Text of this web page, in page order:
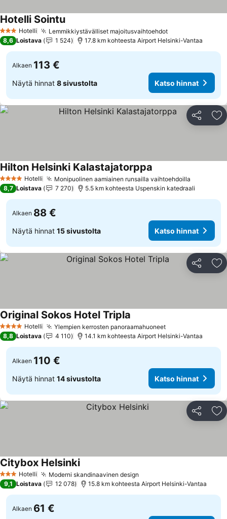
3 Tähtiluokitus
Hotelli Lemmikkiystävälliset majoitusvaihtoehdot
Hotelli Sointu
8,6 Loistava 1 524 17.8 km kohteesta Airport Helsinki-Vantaa
Alkaen 113 €
Näytä hinnat 8 sivustolta Katso hinnat
Jaa
4 Tähtiluokitus
Hotelli Monipuolinen aamiainen runsailla vaihtoehdoilla
Hilton Helsinki Kalastajatorppa
8,7 Loistava 7 270 5.5 km kohteesta Uspenskin katedraali
Alkaen 88 €
Näytä hinnat 15 sivustolta Katso hinnat
Jaa
4 Tähtiluokitus
Hotelli Ylempien kerrosten panoraamahuoneet
Original Sokos Hotel Tripla
8,8 Loistava 4 110 14.1 km kohteesta Airport Helsinki-Vantaa
Alkaen 110 €
Näytä hinnat 14 sivustolta Katso hinnat
Jaa
3 Tähtiluokitus
Hotelli Moderni skandinaavinen design
Citybox Helsinki
9,1 Loistava 12 078 15.8 km kohteesta Airport Helsinki-Vantaa
Alkaen 61 €